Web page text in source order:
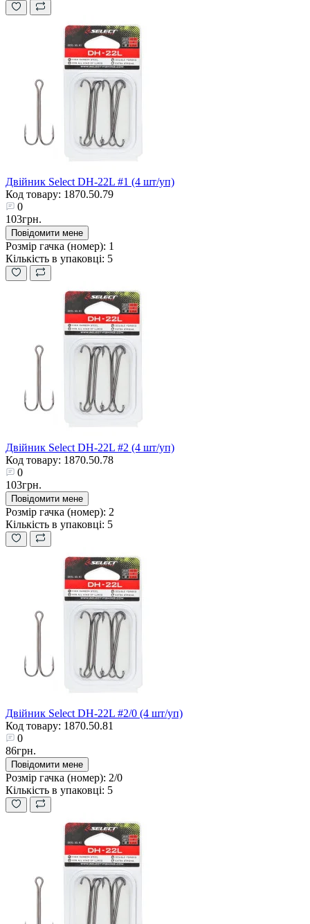
Двійник Select DH-22L #1 (4 шт/уп)
Код товару: 1870.50.79
0
103грн.
Повідомити мене
Розмір гачка (номер): 1
Кількість в упаковці: 5
Двійник Select DH-22L #2 (4 шт/уп)
Код товару: 1870.50.78
0
103грн.
Повідомити мене
Розмір гачка (номер): 2
Кількість в упаковці: 5
Двійник Select DH-22L #2/0 (4 шт/уп)
Код товару: 1870.50.81
0
86грн.
Повідомити мене
Розмір гачка (номер): 2/0
Кількість в упаковці: 5